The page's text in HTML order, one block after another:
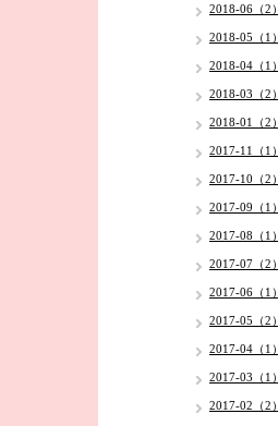
2018-06（2）
2018-05（1）
2018-04（1）
2018-03（2）
2018-01（2）
2017-11（1）
2017-10（2）
2017-09（1）
2017-08（1）
2017-07（2）
2017-06（1）
2017-05（2）
2017-04（1）
2017-03（1）
2017-02（2）